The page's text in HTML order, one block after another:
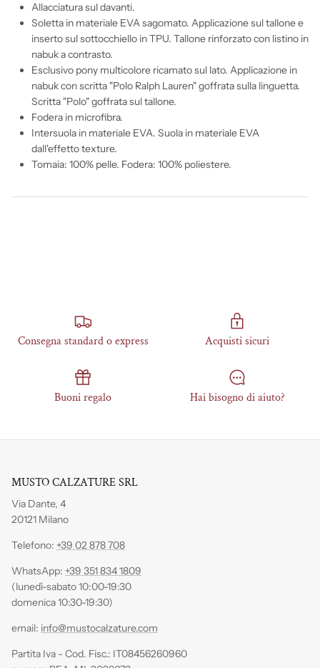
Allacciatura sul davanti.
Soletta in materiale EVA sagomato. Applicazione sul tallone e
inserto sul sottocchiello in TPU. Tallone rinforzato con listino in
nabuk a contrasto.
Esclusivo pony multicolore ricamato sul lato. Applicazione in
nabuk con scritta "Polo Ralph Lauren" goffrata sulla linguetta.
Scritta "Polo" goffrata sul tallone.
Fodera in microfibra.
Intersuola in materiale EVA. Suola in materiale EVA
dall'effetto texture.
Tomaia: 100% pelle. Fodera: 100% poliestere.
Consegna standard o express Acquisti sicuri
Buoni regalo Hai bisogno di aiuto?
MUSTO CALZATURE SRL
Via Dante, 4
20121 Milano
Telefono: +39 02 878 708
WhatsApp: +39 351 834 1809
(lunedì-sabato 10:00-19:30
domenica 10:30-19:30)
email: info@mustocalzature.com
Partita Iva - Cod. Fisc.: IT08456260960